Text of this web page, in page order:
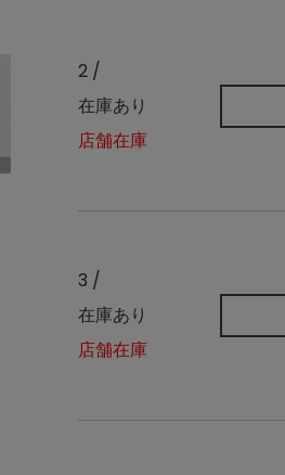
2 /
在庫あり
店舗在庫
3 /
在庫あり
店舗在庫